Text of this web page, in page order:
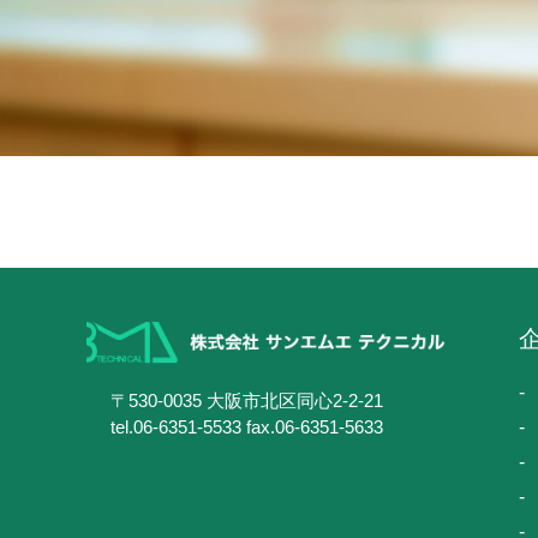
〒530-0035 大阪市北区同心2-2-21
tel.06-6351-5533 fax.06-6351-5633